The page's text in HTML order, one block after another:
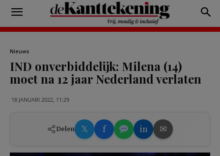
Nieuws
IND onverbiddelijk: Milena (14)
moet na 12 jaar Nederland verlaten
18 JANUARI 2022, 11:29
Delen 𝕏 f in ✉